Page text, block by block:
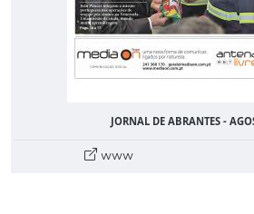
JORNAL DE ABRANTES -
www